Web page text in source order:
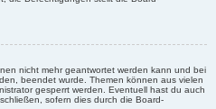
nicht mehr geantwortet werden kann und bei
beendet wurde. Themen können aus vielen
gesperrt werden. Eventuell hast du auch
sofern dies durch die Board-